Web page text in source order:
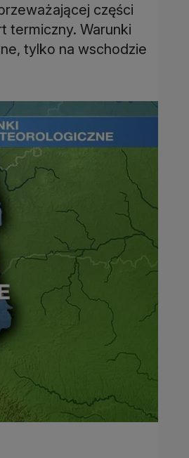
części
termiczny. Warunki
tylko na wschodzie